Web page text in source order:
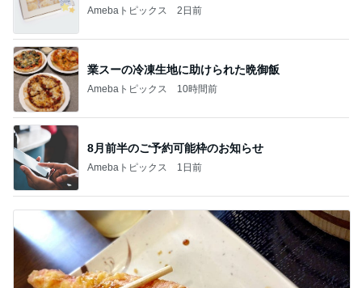
Amebaトピックス 2日前
業スーの冷凍生地に助けられた晩御飯
Amebaトピックス 10時間前
8月前半のご予約可能枠のお知らせ
Amebaトピックス 1日前